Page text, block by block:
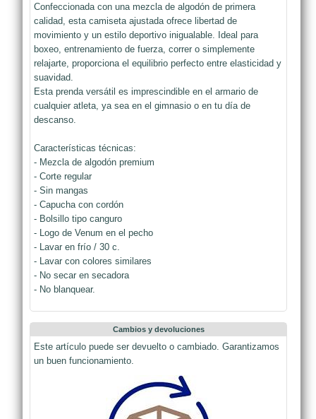
Confeccionada con una mezcla de algodón de primera
calidad, esta camiseta ajustada ofrece libertad de
movimiento y un estilo deportivo inigualable. Ideal para
boxeo, entrenamiento de fuerza, correr o simplemente
relajarte, proporciona el equilibrio perfecto entre elasticidad y
suavidad.
Esta prenda versátil es imprescindible en el armario de
cualquier atleta, ya sea en el gimnasio o en tu día de
descanso.
Características técnicas:
- Mezcla de algodón premium
- Corte regular
- Sin mangas
- Capucha con cordón
- Bolsillo tipo canguro
- Logo de Venum en el pecho
- Lavar en frío / 30 c.
- Lavar con colores similares
- No secar en secadora
- No blanquear.
Cambios y devoluciones
Este artículo puede ser devuelto o cambiado. Garantizamos
un buen funcionamiento.